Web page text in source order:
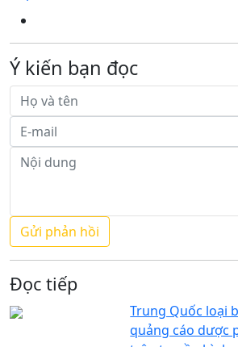
Ý kiến bạn đọc
Đọc tiếp
Trung Quốc loại
quảng cáo dược